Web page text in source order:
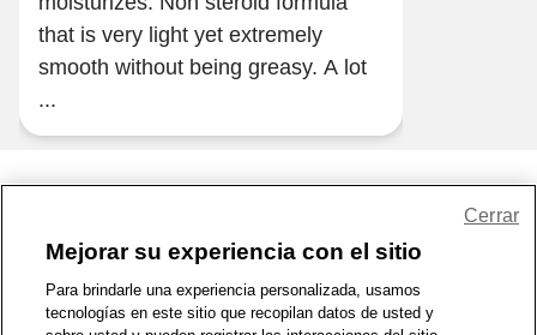
that is very light yet extremely
smooth without being greasy. A lot
...
1-800-679-9691 | Contáctenos | Términos de Uso | Accesibilidad
Política de Privacidad | WA Privacy Policy | Mapa del sitio
Mejorar su experiencia con el sitio
Para brindarle una experiencia personalizada, usamos
tecnologías en este sitio que recopilan datos de usted y
Cerrar